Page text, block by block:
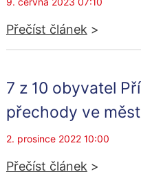
Přečíst článek >
7 z 10 obyvatel
přechody ve
2. prosince 2022 10:00
Přečíst článek >